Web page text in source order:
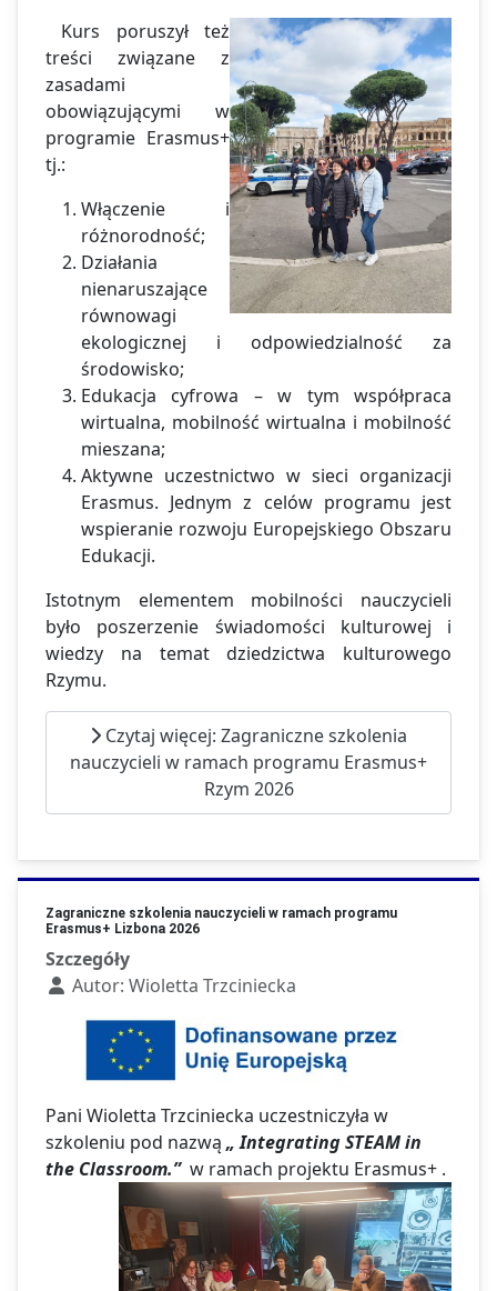
Kurs poruszył też
treści związane z
zasadami
obowiązującymi w
programie Erasmus+
tj.:
Włączenie i
różnorodność;
Działania
nienaruszające
równowagi
ekologicznej i odpowiedzialność za
środowisko;
Edukacja cyfrowa – w tym współpraca
wirtualna, mobilność wirtualna i mobilność
mieszana;
Aktywne uczestnictwo w sieci organizacji
Erasmus. Jednym z celów programu jest
wspieranie rozwoju Europejskiego Obszaru
Edukacji.
Istotnym elementem mobilności nauczycieli
było poszerzenie świadomości kulturowej i
wiedzy na temat dziedzictwa kulturowego
Rzymu.
Czytaj więcej: Zagraniczne szkolenia
nauczycieli w ramach programu Erasmus+
Rzym 2026
Zagraniczne szkolenia nauczycieli w ramach programu
Erasmus+ Lizbona 2026
Szczegóły
Autor: Wioletta Trzciniecka
Pani Wioletta Trzciniecka uczestniczyła w
szkoleniu pod nazwą „ Integrating STEAM in
the Classroom.”w ramach projektu Erasmus+ .